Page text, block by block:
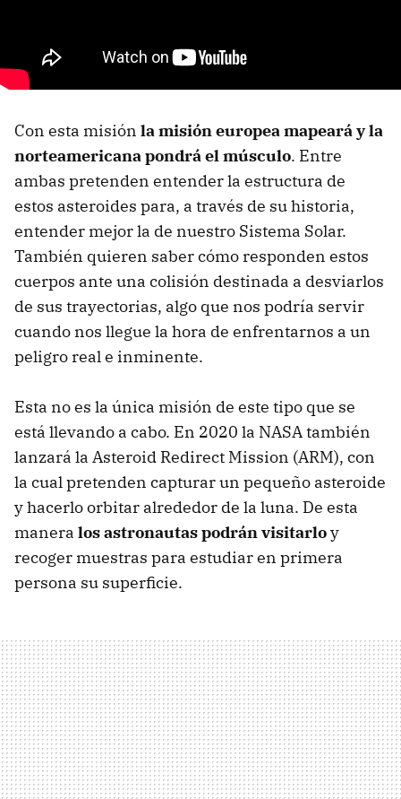
Con esta misión la misión europea mapeará y la
norteamericana pondrá el músculo. Entre
ambas pretenden entender la estructura de
estos asteroides para, a través de su historia,
entender mejor la de nuestro Sistema Solar.
También quieren saber cómo responden estos
cuerpos ante una colisión destinada a desviarlos
de sus trayectorias, algo que nos podría servir
cuando nos llegue la hora de enfrentarnos a un
peligro real e inminente.
Esta no es la única misión de este tipo que se
está llevando a cabo. En 2020 la NASA también
lanzará la Asteroid Redirect Mission (ARM), con
la cual pretenden capturar un pequeño asteroide
y hacerlo orbitar alrededor de la luna. De esta
manera los astronautas podrán visitarloy
recoger muestras para estudiar en primera
persona su superficie.